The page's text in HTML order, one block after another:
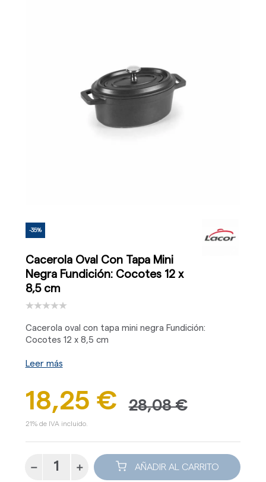
-35%
Cacerola Oval Con Tapa Mini
Negra Fundición: Cocotes 12 x
8,5 cm
Cacerola oval con tapa mini negra Fundición:
Cocotes 12 x 8,5 cm
Leer más
18,25 € 28,08 €
21% de IVA incluido.
AÑADIR AL CARRITO